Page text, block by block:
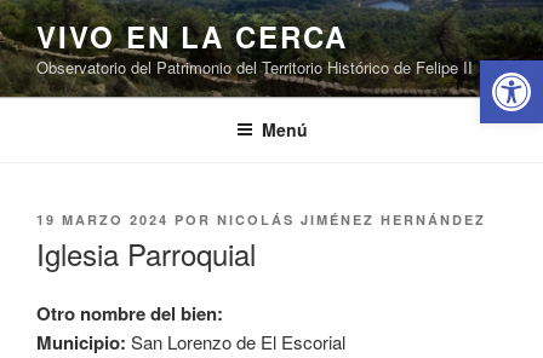
Abrir
Saltar
al
contenido
VIVO EN LA CERCA
Observatorio del Patrimonio del Territorio Histórico de Felipe II
Menú
PUBLICADO
19 MARZO 2024 POR NICOLÁS JIMÉNEZ HERNÁNDEZ
Iglesia Parroquial
Otro nombre del bien:
Municipio: San Lorenzo de El Escorial